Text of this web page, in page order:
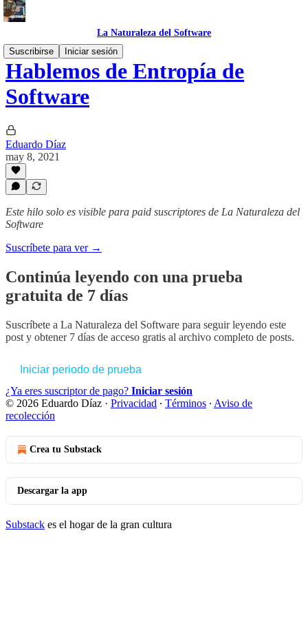
La Naturaleza del Software
Suscribirse
Iniciar sesión
Hablemos de Entropía de
Software
Eduardo Díaz
may 8, 2021
Este hilo solo es visible para paid suscriptores de La Naturaleza del
Software
Suscríbete para ver →
Continúa leyendo con una prueba
gratuita de 7 días
Suscríbete a La Naturaleza del Software para seguir leyendo este
post y obtener 7 días de acceso gratis al archivo completo de posts.
Iniciar periodo de prueba
¿Ya eres suscriptor de pago? Iniciar sesión
© 2026 Eduardo Díaz · Privacidad ∙ Términos ∙ Aviso de
recolección
Crea tu Substack
Descargar la app
Substack es el hogar de la gran cultura